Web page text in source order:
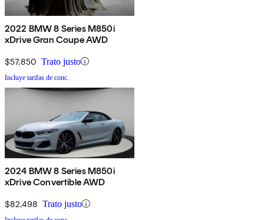
2022 BMW 8 Series M850i
xDrive Gran Coupe AWD
$57,850 Trato justo
Incluye tarifas de conc.
2024 BMW 8 Series M850i
xDrive Convertible AWD
$82,498 Trato justo